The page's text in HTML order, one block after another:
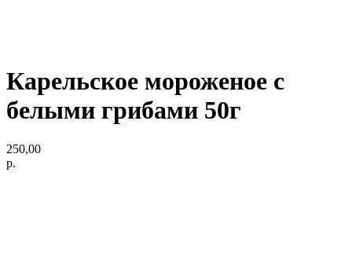
Карельское мороженое с
белыми грибами 50г
250,00
р.